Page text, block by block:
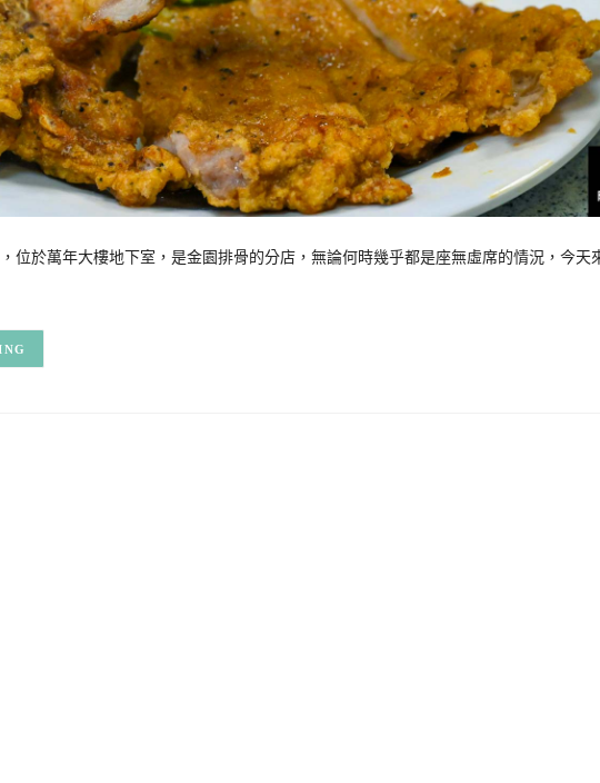
位於萬年大樓地下室，是金園排骨的分店，無論何時幾乎都是座無虛席的情況，今天